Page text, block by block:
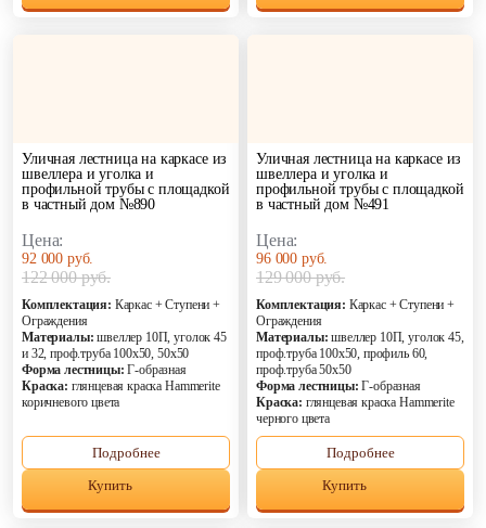
Уличная лестница на каркасе из
швеллера и уголка и
профильной трубы с площадкой
в частный дом №890
Цена:
92 000 руб.
122 000 руб.
Комплектация: Каркас + Ступени +
Ограждения
Материалы: швеллер 10П, уголок 45
и 32, проф.труба 100х50, 50х50
Форма лестницы: Г-образная
Краска: глянцевая краска Hammerite
коричневого цвета
Подробнее
Купить
Уличная лестница на каркасе из
швеллера и уголка и
профильной трубы с площадкой
в частный дом №491
Цена:
96 000 руб.
129 000 руб.
Комплектация: Каркас + Ступени +
Ограждения
Материалы: швеллер 10П, уголок 45,
проф.труба 100х50, профиль 60,
проф.труба 50х50
Форма лестницы: Г-образная
Краска: глянцевая краска Hammerite
черного цвета
Подробнее
Купить